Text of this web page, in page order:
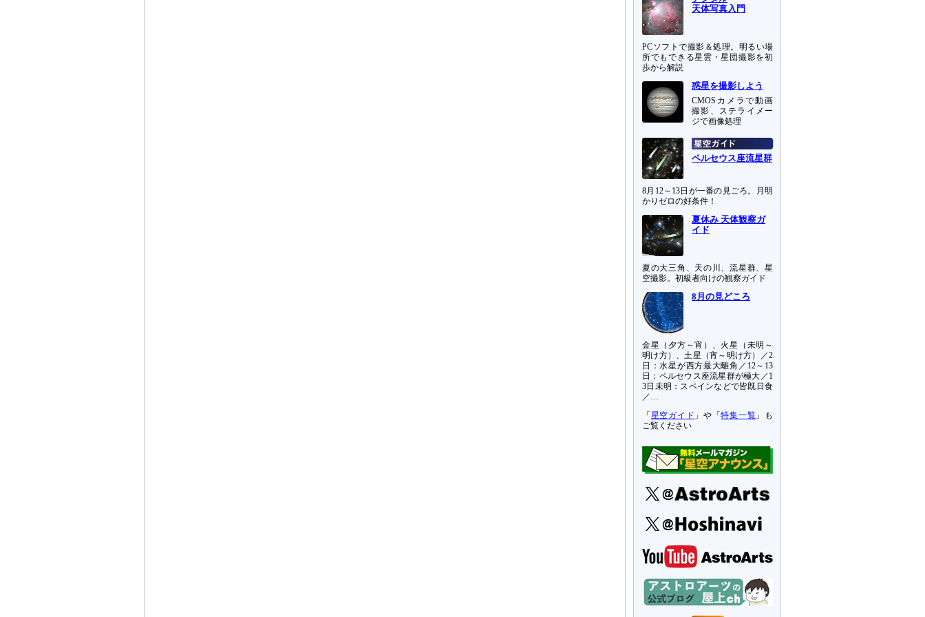
天体写真入門
PCソフトで撮影＆処理。明るい場
所でもできる星雲・星団撮影を初
歩から解説
惑星を撮影しよう
CMOSカメラで動画
撮影、ステライメー
ジで画像処理
ペルセウス座流星群
8月12～13日が一番の見ごろ。月明
かりゼロの好条件！
夏休み 天体観察ガ
イド
夏の大三角、天の川、流星群、星
空撮影。初級者向けの観察ガイド
8月の見どころ
金星（夕方～宵）、火星（未明～
明け方）、土星（宵～明け方）／2
日：水星が西方最大離角／12～13
日：ペルセウス座流星群が極大／1
3日未明：スペインなどで皆既日食
／…
「 星空ガイド 」や「特集一覧 」も
ご覧ください